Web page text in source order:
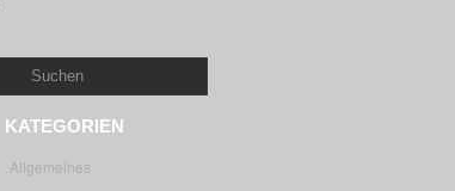
KATEGORIEN
Allgemeines